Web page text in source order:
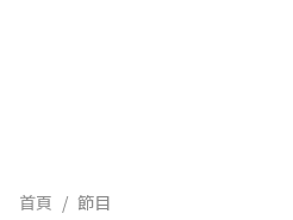
首頁 / 節目